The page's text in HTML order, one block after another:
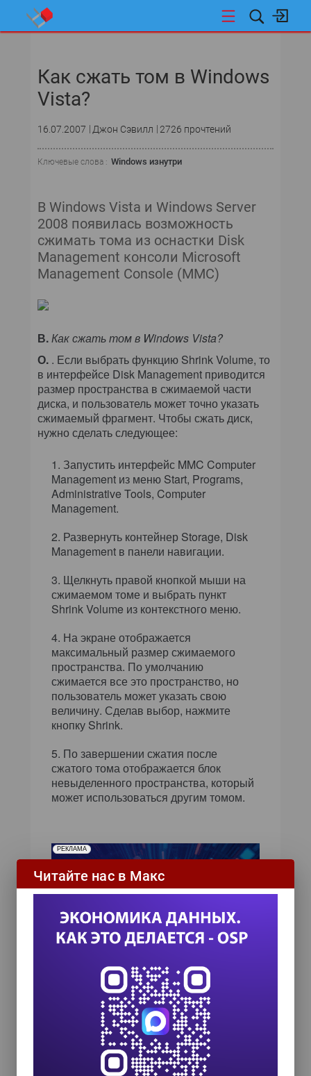
Как сжать том в Windows
Vista?
16.07.2007 Джон Сэвилл 2726 прочтений
Ключевые слова : Windows изнутри
В Windows Vista и Windows Server
2008 появилась возможность
сжимать тома из оснастки Disk
Management консоли Microsoft
Management Console (MMC)
В.Как сжать том в Windows Vista?
О. . Если выбрать функцию Shrink Volume, то
в интерфейсе Disk Management приводится
размер пространства в сжимаемой части
диска, и пользователь может точно указать
сжимаемый фрагмент. Чтобы сжать диск,
нужно сделать следующее:
Запустить интерфейс MMC Computer
Management из меню Start, Programs,
Administrative Tools, Computer
Management.
Развернуть контейнер Storage, Disk
Management в панели навигации.
Щелкнуть правой кнопкой мыши на
сжимаемом томе и выбрать пункт
Shrink Volume из контекстного меню.
На экране отображается
максимальный размер сжимаемого
пространства. По умолчанию
сжимается все это пространство, но
пользователь может указать свою
величину. Сделав выбор, нажмите
кнопку Shrink.
По завершении сжатия после
сжатого тома отображается блок
невыделенного пространства, который
может использоваться другим томом.
РЕКЛАМА
ИТ-календарь
III Международный технологический конгресс
8 сентября 2026
Читайте нас в Макс